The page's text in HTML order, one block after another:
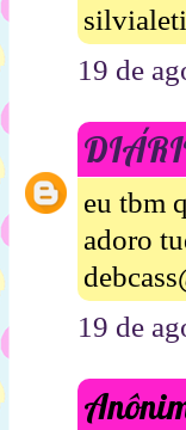
19 de
eu tbm
adoro
19 de